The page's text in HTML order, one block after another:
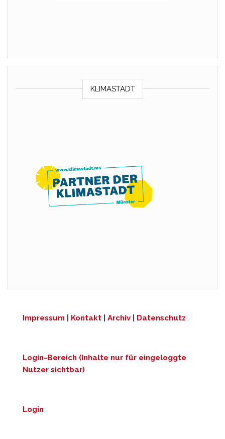
KLIMASTADT
Impressum Kontakt Archiv Datenschutz
Login-Bereich (Inhalte nur für eingeloggte
Nutzer sichtbar)
Login